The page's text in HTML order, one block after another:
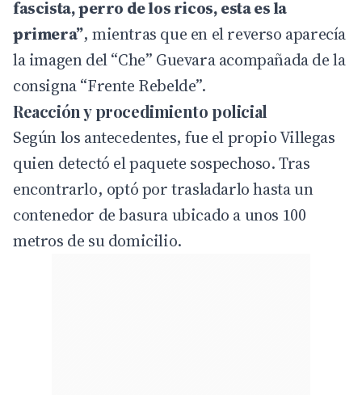
fascista, perro de los ricos, esta es la
primera”, mientras que en el reverso aparecía
la imagen del “Che” Guevara acompañada de la
consigna “Frente Rebelde”.
Reacción y procedimiento policial
Según los antecedentes, fue el propio Villegas
quien detectó el paquete sospechoso. Tras
encontrarlo, optó por trasladarlo hasta un
contenedor de basura ubicado a unos 100
metros de su domicilio.